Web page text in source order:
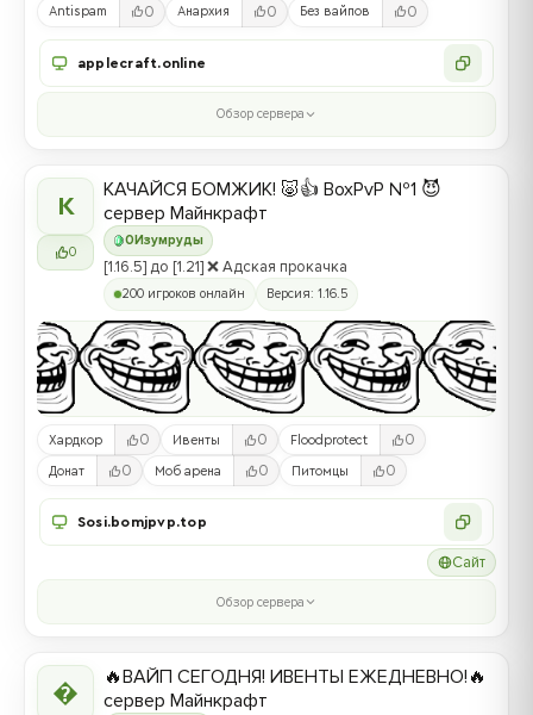
Antispam 0 Анархия 0 Без вайпов 0
applecraft.online
Обзор сервера
К
0
0 Изумруды
КАЧАЙСЯ БОМЖИК! 🐷👍 BoxPvP №1 😈
сервер Майнкрафт
[1.16.5] до [1.21] ❌ Адская прокачка
200 игроков онлайн Версия: 1.16.5
Хардкор 0 Ивенты 0 Floodprotect 0
Донат 0 Моб арена 0 Питомцы 0
Sosi.bomjpvp.top
Сайт
Обзор сервера

🔥ВАЙП СЕГОДНЯ! ИВЕНТЫ ЕЖЕДНЕВНО!🔥
сервер Майнкрафт